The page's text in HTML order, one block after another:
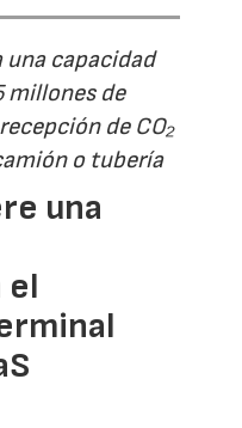
capacidad
millones de
de CO₂
o tubería
una
el